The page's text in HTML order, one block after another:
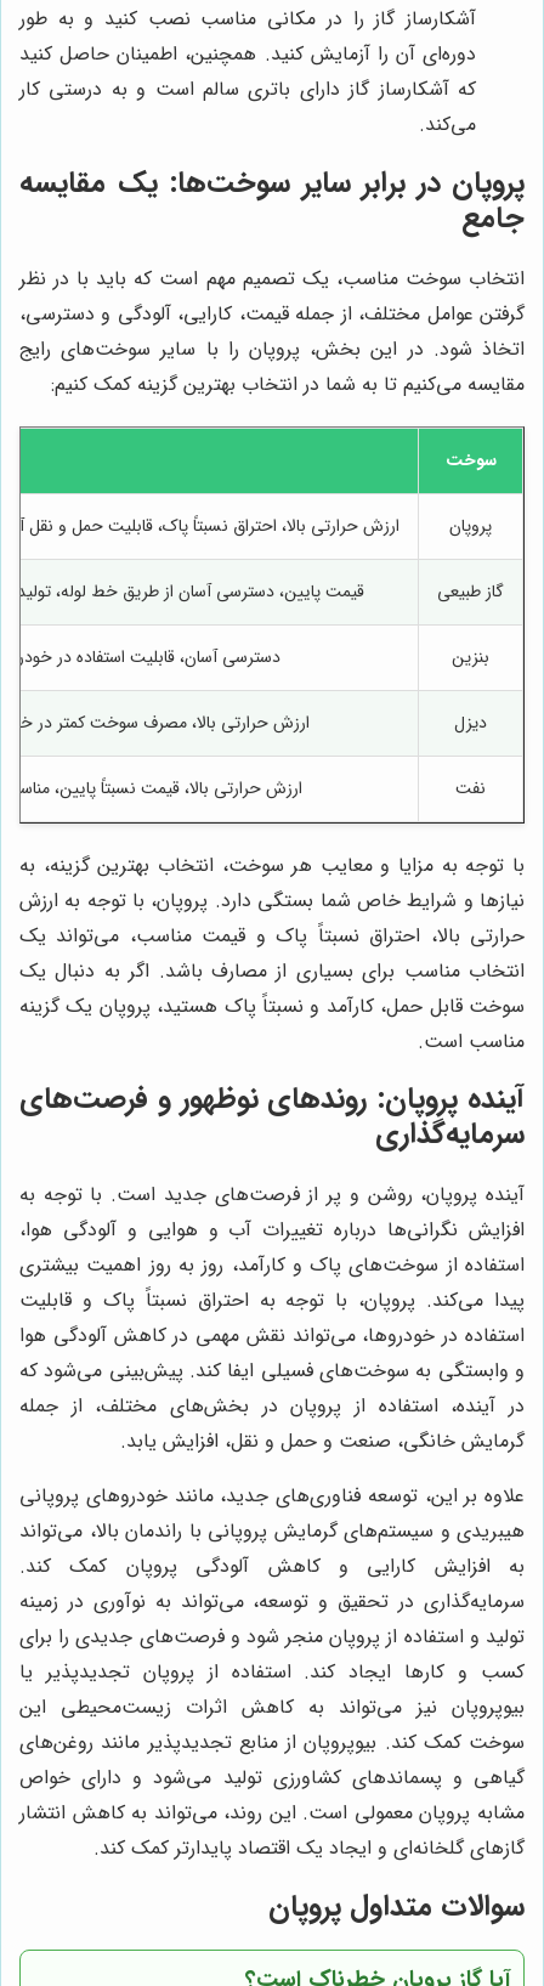
آشکارساز گاز را در مکانی مناسب نصب کنید و به طور
دوره‌ای آن را آزمایش کنید. همچنین، اطمینان حاصل کنید
که آشکارساز گاز دارای باتری سالم است و به درستی کار
می‌کند.
پروپان در برابر سایر سوخت‌ها: یک مقایسه
جامع
انتخاب سوخت مناسب، یک تصمیم مهم است که باید با در نظر
گرفتن عوامل مختلف، از جمله قیمت، کارایی، آلودگی و دسترسی،
اتخاذ شود. در این بخش، پروپان را با سایر سوخت‌های رایج
مقایسه می‌کنیم تا به شما در انتخاب بهترین گزینه کمک کنیم:
سوخت
پروپان ارزش حرارتی بالا، احتراق نسبتاً پاک، قابلیت حمل و نقل
گاز طبیعی قیمت پایین، دسترسی آسان از طریق خط لوله، تولید
بنزین دسترسی آسان، قابلیت استفاده در
دیزل ارزش حرارتی بالا، مصرف سوخت کمتر در
نفت ارزش حرارتی بالا، قیمت نسبتاً پایین،
با توجه به مزایا و معایب هر سوخت، انتخاب بهترین گزینه، به
نیازها و شرایط خاص شما بستگی دارد. پروپان، با توجه به ارزش
حرارتی بالا، احتراق نسبتاً پاک و قیمت مناسب، می‌تواند یک
انتخاب مناسب برای بسیاری از مصارف باشد. اگر به دنبال یک
سوخت قابل حمل، کارآمد و نسبتاً پاک هستید، پروپان یک گزینه
مناسب است.
آینده پروپان: روندهای نوظهور و فرصت‌های
سرمایه‌گذاری
آینده پروپان، روشن و پر از فرصت‌های جدید است. با توجه به
افزایش نگرانی‌ها درباره تغییرات آب و هوایی و آلودگی هوا،
استفاده از سوخت‌های پاک و کارآمد، روز به روز اهمیت بیشتری
پیدا می‌کند. پروپان، با توجه به احتراق نسبتاً پاک و قابلیت
استفاده در خودروها، می‌تواند نقش مهمی در کاهش آلودگی هوا
و وابستگی به سوخت‌های فسیلی ایفا کند. پیش‌بینی می‌شود که
در آینده، استفاده از پروپان در بخش‌های مختلف، از جمله
گرمایش خانگی، صنعت و حمل و نقل، افزایش یابد.
علاوه بر این، توسعه فناوری‌های جدید، مانند خودروهای پروپانی
هیبریدی و سیستم‌های گرمایش پروپانی با راندمان بالا، می‌تواند
به افزایش کارایی و کاهش آلودگی پروپان کمک کند.
سرمایه‌گذاری در تحقیق و توسعه، می‌تواند به نوآوری در زمینه
تولید و استفاده از پروپان منجر شود و فرصت‌های جدیدی را برای
کسب و کارها ایجاد کند. استفاده از پروپان تجدیدپذیر یا
بیوپروپان نیز می‌تواند به کاهش اثرات زیست‌محیطی این
سوخت کمک کند. بیوپروپان از منابع تجدیدپذیر مانند روغن‌های
گیاهی و پسماندهای کشاورزی تولید می‌شود و دارای خواص
مشابه پروپان معمولی است. این روند، می‌تواند به کاهش انتشار
گازهای گلخانه‌ای و ایجاد یک اقتصاد پایدارتر کمک کند.
سوالات متداول پروپان